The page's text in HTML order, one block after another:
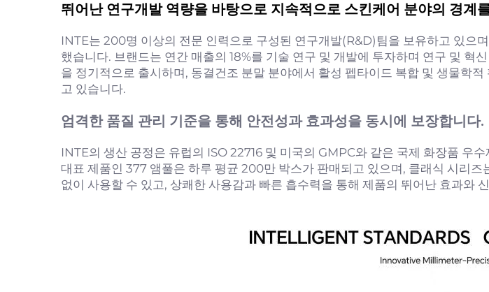
뛰어난 연구개발 역량을 바탕으로 지속적으로 스킨케어 분야의 경계
INTE는 200명 이상의 전문 인력으로 구성된 연구개발(R&D)팀을 보유하고 있으
했습니다. 브랜드는 연간 매출의 18%를 기술 연구 및 개발에 투자하며 연구 및
을 정기적으로 출시하며, 동결건조 분말 분야에서 활성 펩타이드 복합 및 생물학
고 있습니다.
엄격한 품질 관리 기준을 통해 안전성과 효과성을 동시에 보장합니다.
INTE의 생산 공정은 유럽의 ISO 22716 및 미국의 GMPC와 같은 국제 화장품 우
대표 제품인 377 앰풀은 하루 평균 200만 박스가 판매되고 있으며, 클래식 시리
없이 사용할 수 있고, 상쾌한 사용감과 빠른 흡수력을 통해 제품의 뛰어난 효과와